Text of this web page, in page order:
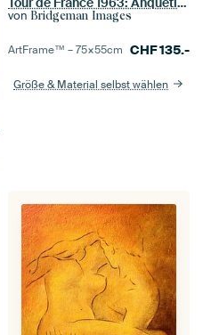
von Bridgeman Images
ArtFrame™ –75×55cm CHF135.-
Größe & Material selbst wählen